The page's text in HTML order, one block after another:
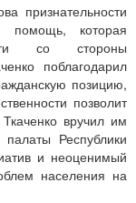
признательности
помощь, которая
со стороны
поблагодарил
позицию,
позволит
вручил им
Республики
и неоценимый
населения на